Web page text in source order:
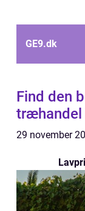
GE9.dk
Find den
træhandel
29 november